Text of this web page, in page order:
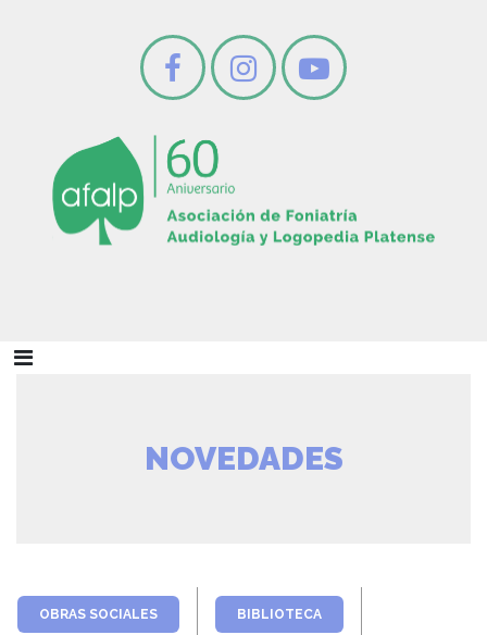
NOVEDADES
OBRAS SOCIALES BIBLIOTECA